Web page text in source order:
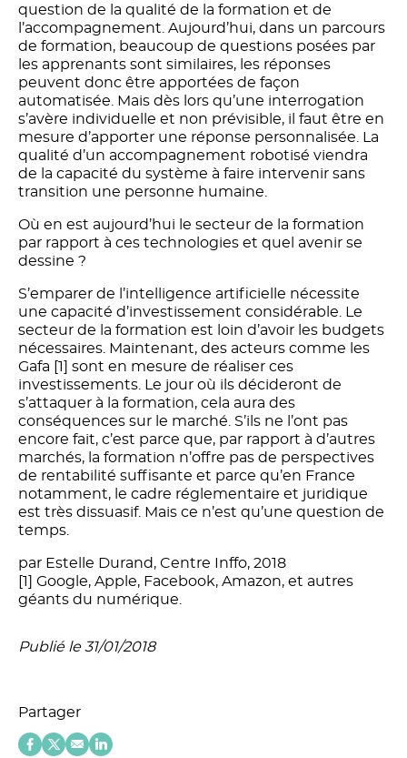
question de la qualité de la formation et de
l’accompagnement. Aujourd’hui, dans un parcours
de formation, beaucoup de questions posées par
les apprenants sont similaires, les réponses
peuvent donc être apportées de façon
automatisée. Mais dès lors qu’une interrogation
s’avère individuelle et non prévisible, il faut être en
mesure d’apporter une réponse personnalisée. La
qualité d’un accompagnement robotisé viendra
de la capacité du système à faire intervenir sans
transition une personne humaine.
Où en est aujourd’hui le secteur de la formation
par rapport à ces technologies et quel avenir se
dessine ?
S’emparer de l’intelligence artificielle nécessite
une capacité d’investissement considérable. Le
secteur de la formation est loin d’avoir les budgets
nécessaires. Maintenant, des acteurs comme les
Gafa [1] sont en mesure de réaliser ces
investissements. Le jour où ils décideront de
s’attaquer à la formation, cela aura des
conséquences sur le marché. S’ils ne l’ont pas
encore fait, c’est parce que, par rapport à d’autres
marchés, la formation n’offre pas de perspectives
de rentabilité suffisante et parce qu’en France
notamment, le cadre réglementaire et juridique
est très dissuasif. Mais ce n’est qu’une question de
temps.
par Estelle Durand, Centre Inffo, 2018
[1] Google, Apple, Facebook, Amazon, et autres
géants du numérique.
Publié le 31/01/2018
Partager